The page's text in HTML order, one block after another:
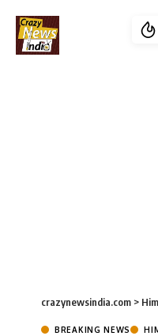
crazynewsindia.com >
BREAKING NEWS